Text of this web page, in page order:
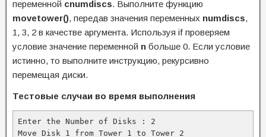
переменной cnumdiscs. Выполните функцию
movetower(), передав значения переменных numdiscs,
1, 3, 2 в качестве аргумента. Используя if проверяем
условие значение переменной n больше 0. Если условие
истинно, то выполните инструкцию, рекурсивно
перемещая диски.
Тестовые случаи во время выполнения
Enter the Number of Disks : 2
Move Disk 1 from Tower 1 to Tower 2